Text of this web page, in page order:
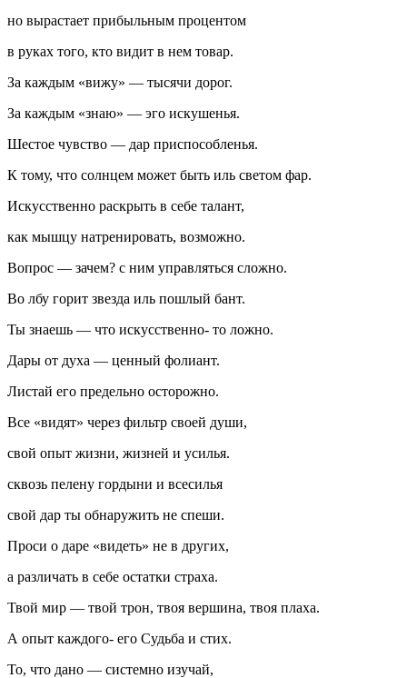
но вырастает прибыльным процентом
в руках того, кто видит в нем товар.
За каждым «вижу» — тысячи дорог.
За каждым «знаю» — эго искушенья.
Шестое чувство — дар приспособленья.
К тому, что солнцем может быть иль светом фар.
Искусственно раскрыть в себе талант,
как мышцу натренировать, возможно.
Вопрос — зачем? с ним управляться сложно.
Во лбу горит звезда иль пошлый бант.
Ты знаешь — что искусственно- то ложно.
Дары от духа — ценный фолиант.
Листай его предельно осторожно.
Все «видят» через фильтр своей души,
свой опыт жизни, жизней и усилья.
сквозь пелену гордыни и всесилья
свой дар ты обнаружить не спеши.
Проси о даре «видеть» не в других,
а различать в себе остатки страха.
Твой мир — твой трон, твоя вершина, твоя плаха.
А опыт каждого- его Судьба и стих.
То, что дано — системно изучай,